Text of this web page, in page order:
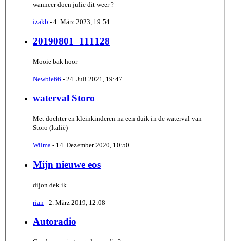
wanneer doen julie dit weer ?
izakb - 4. März 2023, 19:54
20190801_111128
Mooie bak hoor
Newbie66 - 24. Juli 2021, 19:47
waterval Storo
Met dochter en kleinkinderen na een duik in de waterval van
Storo (Italië)
Wilma - 14. Dezember 2020, 10:50
Mijn nieuwe eos
dijon dek ik
rian - 2. März 2019, 12:08
Autoradio